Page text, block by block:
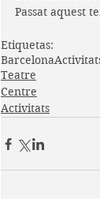
Passat aquest
Etiquetas:
Barcelona
Teatre
Centre
Activitats